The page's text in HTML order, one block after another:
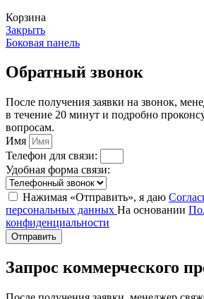
Корзина
Закрыть
Боковая панель
Обратный звонок
После получения заявки на звонок,
в течение 20 минут и подробно
вопросам.
Имя
Телефон для связи:
Удобная форма связи:
Нажимая «Отправить», я даю
персональных данных На основании
конфиденциальности
Отправить
Запрос коммерческого